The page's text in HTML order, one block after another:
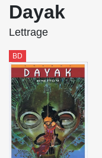
Dayak
Lettrage
BD